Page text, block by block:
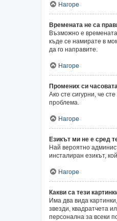
Нагоре
Времената не са
Възможно е
къде се намирате в
да го направите.
Нагоре
Промених си
Ако сте сигурни, че
проблема.
Нагоре
Езикът ми не е сред
Най вероятно
инсталиран езикът,
Нагоре
Какви са тези
Има два вида
звезди, квадратчета
персонална за всеки